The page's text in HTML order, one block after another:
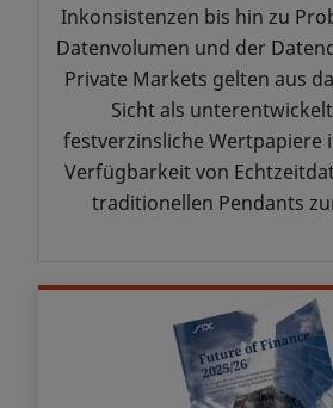
Inkonsistenzen bis hin zu
Datenvolumen und der
Private Markets gelten aus
Sicht als
festverzinsliche Wertpapiere
Verfügbarkeit von
traditionellen Pendants